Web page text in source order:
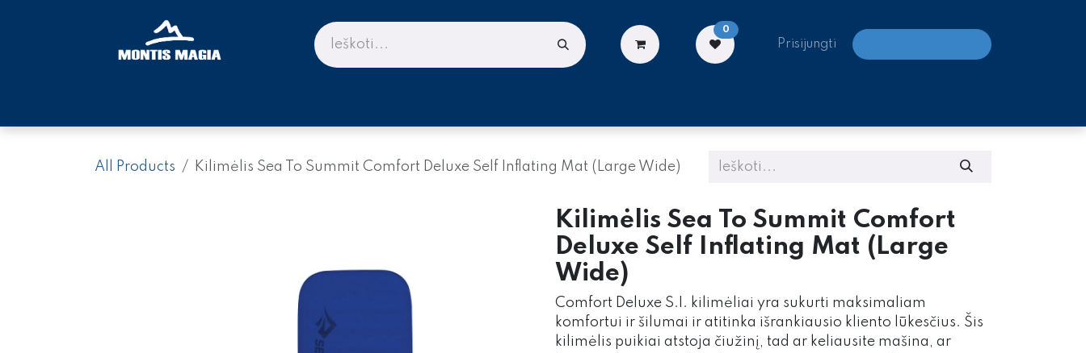
0
Prisijungti
All Products Kilimėlis Sea To Summit Comfort Deluxe Self Inflating Mat (Large Wide)
Kilimėlis Sea To Summit Comfort
Deluxe Self Inflating Mat (Large
Wide)
Comfort Deluxe S.I. kilimėliai yra sukurti maksimaliam
komfortui ir šilumai ir atitinka išrankiausio kliento lūkesčius. Šis
kilimėlis puikiai atstoja čiužinį, tad ar keliausite mašina, ar